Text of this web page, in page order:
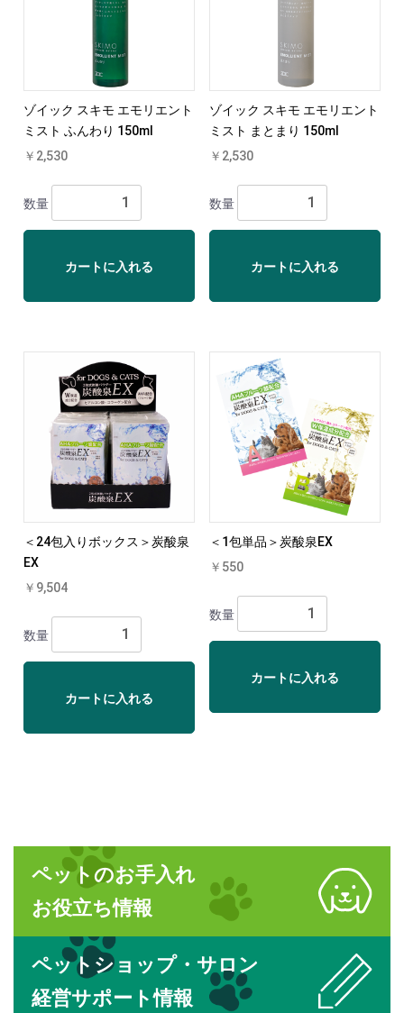
ゾイック スキモ エモリエント
ミスト ふんわり 150ml
￥2,530
数量
カートに入れる
ゾイック スキモ エモリエント
ミスト まとまり 150ml
￥2,530
数量
カートに入れる
＜24包入りボックス＞炭酸泉
EX
￥9,504
数量
カートに入れる
＜1包単品＞炭酸泉EX
￥550
数量
カートに入れる
ペットのお手入れ
お役立ち情報
ペットショップ・サロン
経営サポート情報